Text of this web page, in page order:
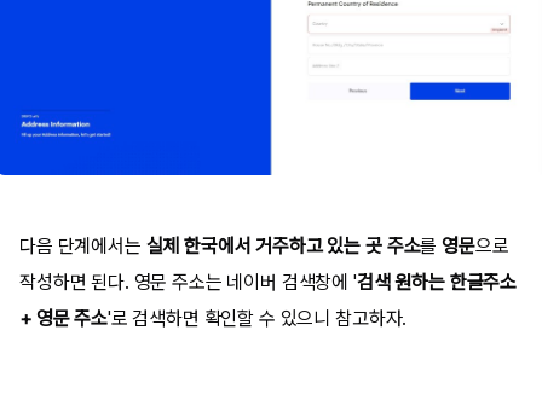
다음 단계에서는 실제 한국에서 거주하고 있는 곳 주소를영문으로
작성하면 된다. 영문 주소는 네이버 검색창에 '검색 원하는 한글주소
+ 영문 주소'로 검색하면 확인할 수 있으니 참고하자.